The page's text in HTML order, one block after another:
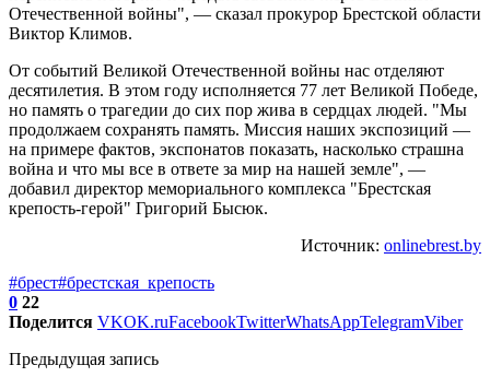
Отечественной войны", — сказал прокурор Брестской области
Виктор Климов.
От событий Великой Отечественной войны нас отделяют
десятилетия. В этом году исполняется 77 лет Великой Победе,
но память о трагедии до сих пор жива в сердцах людей. "Мы
продолжаем сохранять память. Миссия наших экспозиций —
на примере фактов, экспонатов показать, насколько страшна
война и что мы все в ответе за мир на нашей земле", —
добавил директор мемориального комплекса "Брестская
крепость-герой" Григорий Бысюк.
Источник: onlinebrest.by
#брест#брестская_крепость
0 22
Поделится VKOK.ruFacebookTwitterWhatsAppTelegramViber
Предыдущая запись